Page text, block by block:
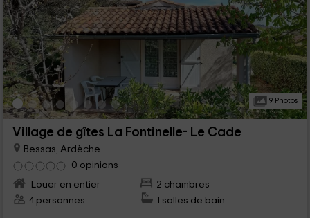
9 Photos
Village de gîtes La Fontinelle- Le Cade
Bessas, Ardèche
0 opinions
Louer en entier
2 chambres
4 personnes
1 salles de bain